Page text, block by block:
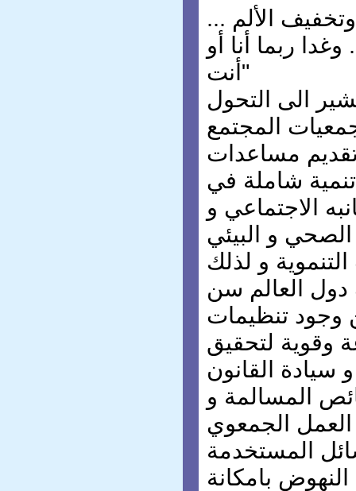
الألم ...
ربما أنا أو
أنت"
الى التحول
المجتمع
مساعدات
شاملة في
الاجتماعي و
الصحي و البيئي
و لذلك
العالم سن
وجود تنظيمات
وقوية لتحقيق
سيادة القانون
المسالمة و
العمل الجمعوي
المستخدمة
بامكانة